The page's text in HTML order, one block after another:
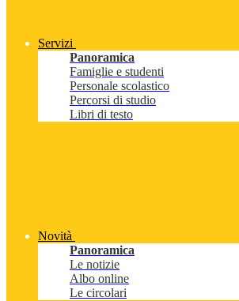
Servizi
Panoramica
Famiglie e studenti
Personale scolastico
Percorsi di studio
Libri di testo
Novità
Panoramica
Le notizie
Albo online
Le circolari